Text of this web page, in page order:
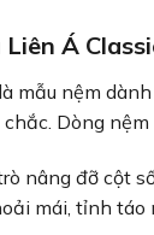
Á
mẫu nệm
Dòng
nâng đỡ cột
mái, tỉnh táo